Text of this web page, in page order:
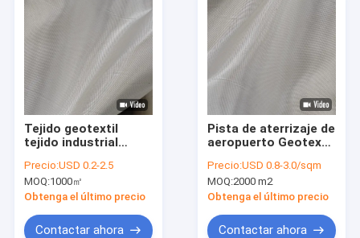
Tejido geotextil
tejido industrial
prevenir la erosión
del suelo y el
desplazamiento de
aplicaciones de
Precio:USD 0.2-2.5
MOQ:1000㎡
Obtenga el último precio
Contactar ahora
Pista de aterrizaje de
aeropuerto Geotextil
aeronaves
Pavimento
Estabilización del
ingeniería
Precio:USD 0.8-3.0/sqm
MOQ:2000 m2
Obtenga el último precio
Contactar ahora